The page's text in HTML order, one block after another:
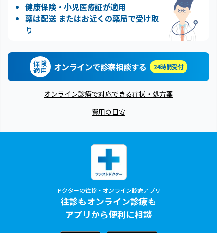
健康保険・小児医療証が適用
薬は配送 またはお近くの薬局で受け取
り
保険
適用 オンラインで診察相談する 24時間受付
オンライン診療で対応できる症状・処方薬
費用の目安
ドクターの往診・オンライン診療アプリ
往診もオンライン診療も
アプリから便利に相談